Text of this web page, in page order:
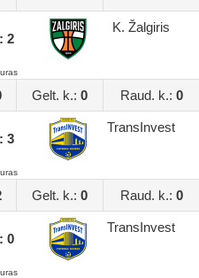
2
K. Žalgiris
Gelt. k.: 0 Raud. k.: 0
3
TransInvest
Gelt. k.: 0 Raud. k.: 0
0
TransInvest